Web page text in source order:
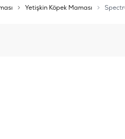
Yetişkin Köpek Maması